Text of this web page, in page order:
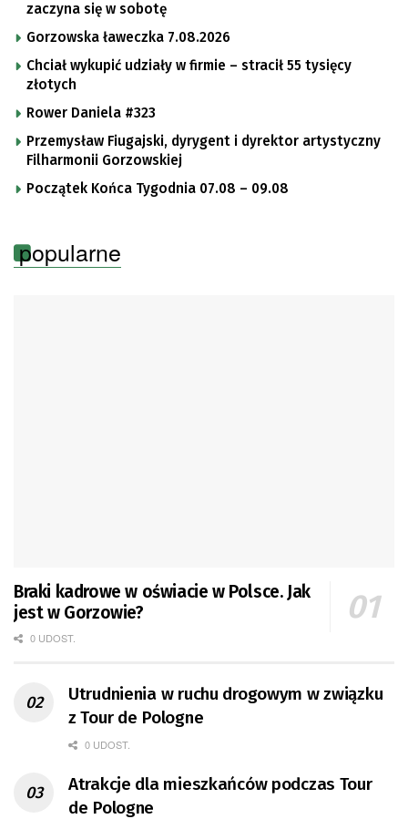
zaczyna się w sobotę
Gorzowska ławeczka 7.08.2026
Chciał wykupić udziały w firmie – stracił 55 tysięcy
złotych
Rower Daniela #323
Przemysław Fiugajski, dyrygent i dyrektor artystyczny
Filharmonii Gorzowskiej
Początek Końca Tygodnia 07.08 – 09.08
popularne
Braki kadrowe w oświacie w Polsce. Jak
jest w Gorzowie?
0 UDOST.
Utrudnienia w ruchu drogowym w związku
z Tour de Pologne
0 UDOST.
Atrakcje dla mieszkańców podczas Tour
de Pologne